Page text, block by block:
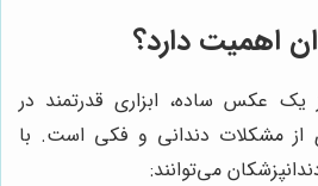
اهمیت دارد؟
از یک عکس ساده، ابزاری قدرتمند در
مشکلات دندانی و فکی است. با
می‌توانند: